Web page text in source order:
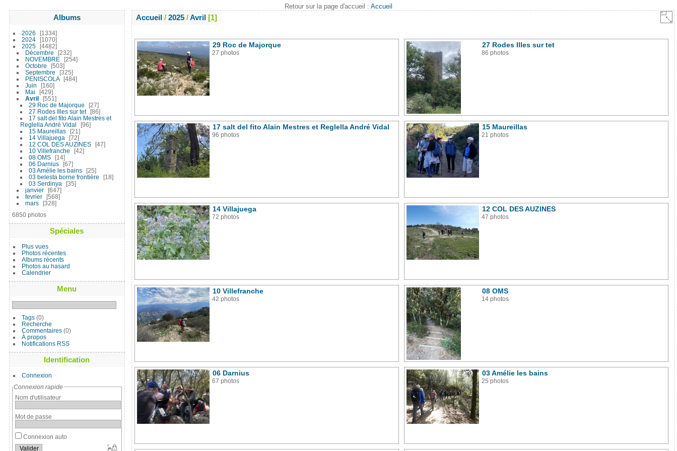
Retour sur la page d'accueil : Accueil
Albums
2026
1334
2024
1070
2025
4482
Décembre
232
NOVEMBRE
254
Octobre
503
Septembre
325
PENISCOLA
484
Juin
160
Mai
429
Avril
551
29 Roc de Majorque
27
27 Rodes Illes sur tet
86
17 salt del fito Alain Mestres et
Reglella André Vidal
96
15 Maureillas
21
14 Villajuega
72
12 COL DES AUZINES
47
10 Villefranche
42
08 OMS
14
06 Darnius
67
03 Amélie les bains
25
03 belesta borne frontière
18
03 Serdinya
35
janvier
647
fevrier
568
mars
328
6850 photos
Spéciales
Plus vues
Photos récentes
Albums récents
Photos au hasard
Calendrier
Menu
Tags(0)
Recherche
Commentaires(0)
À propos
Notifications RSS
Identification
Connexion
Connexion rapide
Nom d'utilisateur
Mot de passe
Connexion auto
Accueil/ 2025/Avril 1
29 Roc de Majorque
27 photos
27 Rodes Illes sur tet
86 photos
17 salt del fito Alain Mestres et Reglella André Vidal
96 photos
15 Maureillas
21 photos
14 Villajuega
72 photos
12 COL DES AUZINES
47 photos
10 Villefranche
42 photos
08 OMS
14 photos
06 Darnius
67 photos
03 Amélie les bains
25 photos